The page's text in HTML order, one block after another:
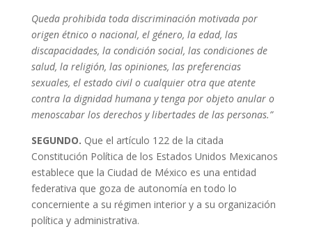
Queda prohibida toda discriminación motivada por
origen étnico o nacional, el género, la edad, las
discapacidades, la condición social, las condiciones de
salud, la religión, las opiniones, las preferencias
sexuales, el estado civil o cualquier otra que atente
contra la dignidad humana y tenga por objeto anular o
menoscabar los derechos y libertades de las personas.”
SEGUNDO. Que el artículo 122 de la citada
Constitución Política de los Estados Unidos Mexicanos
establece que la Ciudad de México es una entidad
federativa que goza de autonomía en todo lo
concerniente a su régimen interior y a su organización
política y administrativa.